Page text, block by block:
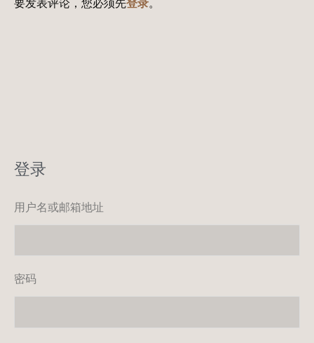
要发表评论，您必须先登录。
登录
用户名或邮箱地址
密码